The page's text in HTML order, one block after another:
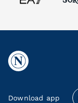
Download app